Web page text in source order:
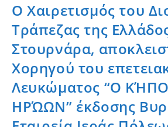
Ο Χαιρετισμός του
Τράπεζας της
Στουρνάρα,
Χορηγού του
Λευκώματος “Ο
ΗΡΏΩΝ” έκδοσης